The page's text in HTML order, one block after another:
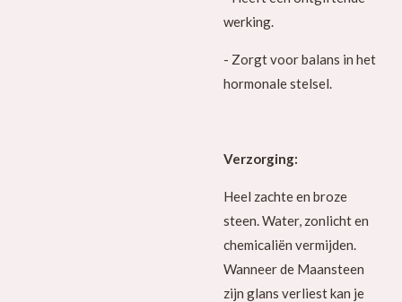
werking.
- Zorgt voor balans in het
hormonale stelsel.
Verzorging:
Heel zachte en broze
steen. Water, zonlicht en
chemicaliën vermijden.
Wanneer de Maansteen
zijn glans verliest kan je